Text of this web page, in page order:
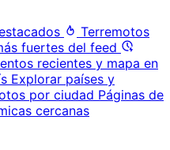
Terremotos
fuertes del feed
recientes y mapa en
Explorar países y
por ciudad Páginas de
cercanas